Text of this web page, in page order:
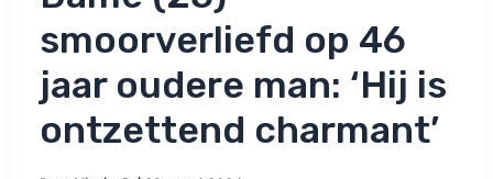
smoorverliefd op 46
jaar oudere man: ‘Hij is
ontzettend charmant’